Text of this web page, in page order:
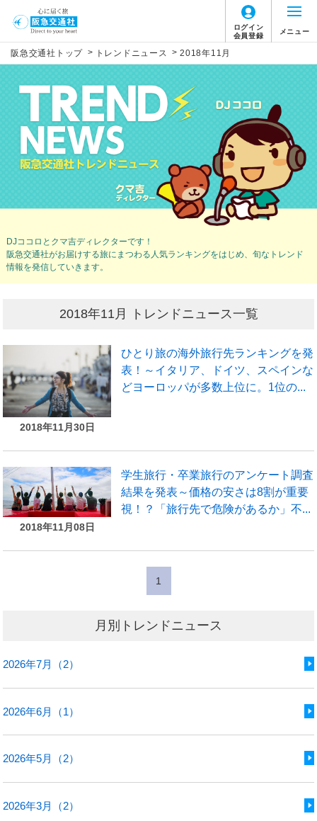
ログイン
会員登録
メニュー
阪急交通社トップ > トレンドニュース > 2018年11月
DJココロとクマ吉ディレクターです！
阪急交通社がお届けする旅にまつわる人気ランキングをはじめ、 旬なトレンド
情報を発信していきます。
2018年11月 トレンドニュース一覧
2018年11月30日
ひとり旅の海外旅行先ランキングを発
表！～イタリア、ドイツ、スペインな
どヨーロッパが多数上位に。1位の...
2018年11月08日
学生旅行・卒業旅行のアンケート調査
結果を発表～価格の安さは8割が重要
視！？「旅行先で危険があるか」不...
1
月別トレンドニュース
2026年7月（2）
2026年6月（1）
2026年5月（2）
2026年3月（2）